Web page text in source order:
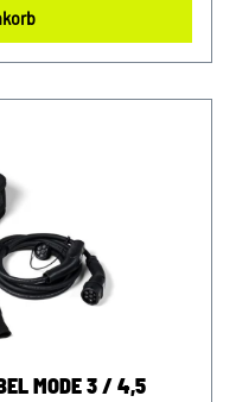
MODE 3 / 4,5